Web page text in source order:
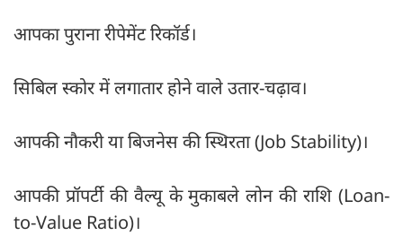
आपका पुराना रीपेमेंट रिकॉर्ड।
सिबिल स्कोर में लगातार होने वाले उतार-चढ़ाव।
आपकी नौकरी या बिजनेस की स्थिरता (Job Stability)।
आपकी प्रॉपर्टी की वैल्यू के मुकाबले लोन की राशि (Loan-
to-Value Ratio)।